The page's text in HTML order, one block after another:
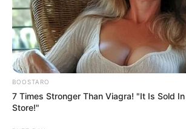
BOOSTARO
7 Times Stronger Than Viagra! "It Is Sold
Store!"